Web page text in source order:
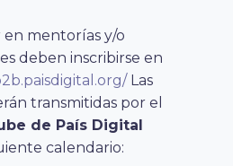
en mentorías y/o
deben inscribirse en
Las
transmitidas por el
de País Digital
calendario: